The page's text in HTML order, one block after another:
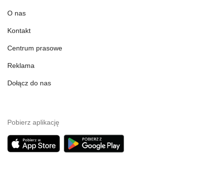
O nas
Kontakt
Centrum prasowe
Reklama
Dołącz do nas
Pobierz aplikację